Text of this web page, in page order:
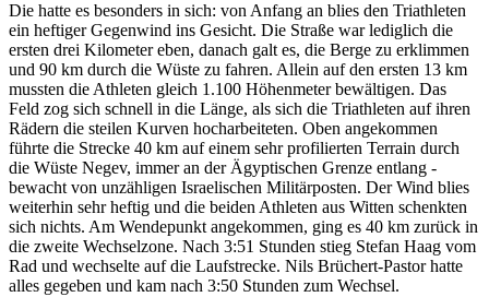
Die hatte es besonders in sich: von Anfang an blies den Triathleten
ein heftiger Gegenwind ins Gesicht. Die Straße war lediglich die
ersten drei Kilometer eben, danach galt es, die Berge zu erklimmen
und 90 km durch die Wüste zu fahren. Allein auf den ersten 13 km
mussten die Athleten gleich 1.100 Höhenmeter bewältigen. Das
Feld zog sich schnell in die Länge, als sich die Triathleten auf ihren
Rädern die steilen Kurven hocharbeiteten. Oben angekommen
führte die Strecke 40 km auf einem sehr profilierten Terrain durch
die Wüste Negev, immer an der Ägyptischen Grenze entlang -
bewacht von unzähligen Israelischen Militärposten. Der Wind blies
weiterhin sehr heftig und die beiden Athleten aus Witten schenkten
sich nichts. Am Wendepunkt angekommen, ging es 40 km zurück in
die zweite Wechselzone. Nach 3:51 Stunden stieg Stefan Haag vom
Rad und wechselte auf die Laufstrecke. Nils Brüchert-Pastor hatte
alles gegeben und kam nach 3:50 Stunden zum Wechsel.